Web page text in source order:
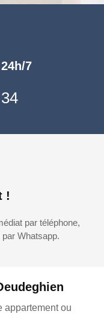
appartement ou
7
!
par téléphone,
Whatsapp.